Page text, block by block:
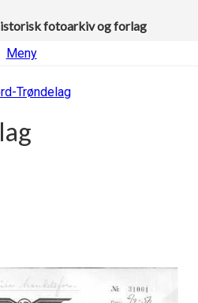
fotoarkiv og forlag
Meny
Trøndelag